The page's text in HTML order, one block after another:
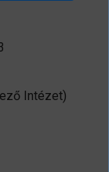
Intézet)